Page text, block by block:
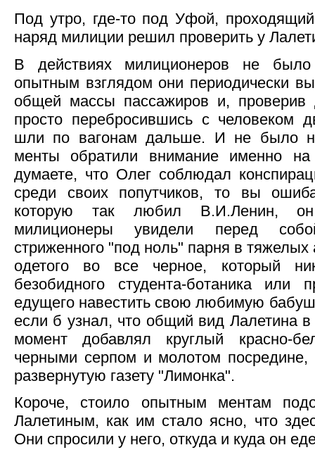
Под утро, где-то под Уфой,
наряд милиции решил проверить у
В действиях милиционеров не было
опытным взглядом они периодически
общей массы пассажиров и, проверив
просто перебросившись с человеком
шли по вагонам дальше. И не было
менты обратили внимание именно
думаете, что Олег соблюдал
среди своих попутчиков, то вы
которую так любил В.И.Ленин,
милиционеры увидели перед
стриженного "под ноль" парня в тяжелых
одетого во все черное, который
безобидного студента-ботаника или
едущего навестить свою любимую
если б узнал, что общий вид Лалетина в
момент добавлял круглый красно-
черными серпом и молотом
развернутую газету "Лимонка".
Короче, стоило опытным ментам
Лалетиным, как им стало ясно, что
Они спросили у него, откуда и куда он